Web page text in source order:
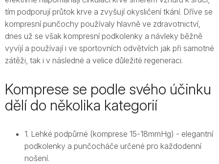
tím podporují průtok krve a zvyšují okysličení tkání. Dříve se
kompresní punčochy používaly hlavně ve zdravotnictví,
dnes už se však kompresní podkolenky a návleky běžně
vyvíjí a používají i ve sportovních odvětvích jak při samotné
zátěži, tak i v následné a velice důležité regeneraci.
Komprese se podle svého účinku
dělí do několika kategorií
1. Lehké podpůrné (komprese 15-18mmHg) - elegantní
podkolenky a punčocháče určené pro každodenní
nošení.